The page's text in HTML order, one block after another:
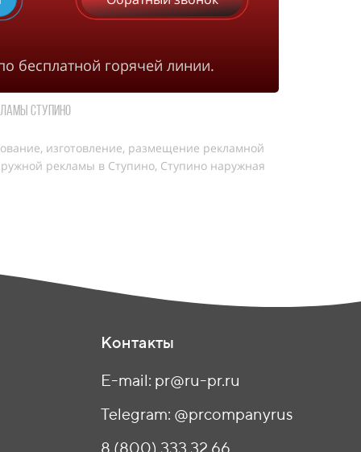
бесплатной горячей линии.
Ступино
изготовление, размещение рекламной
рекламы в Ступино, Ступино наружная
Контакты
E-mail: pr@ru-pr.ru
Telegram: @prcompanyrus
8 (800) 333 32 66